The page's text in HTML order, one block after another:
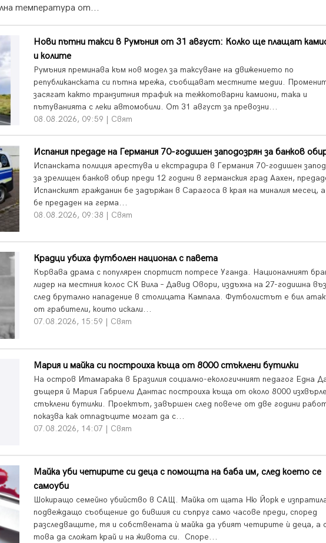
температура от...
Нови пътни такси в Румъния от 31 август: Колко ще плащат
и колите
Румъния преминава към нов модел за таксуване на движението по
републиканската си пътна мрежа, съобщават местните медии.
засягат както транзитния трафик на тежкотоварни камиони, така и
пътуванията с леки автомобили. От 31 август за превозни...
08.08.2026, 09:59 | Свят
Испания предаде на Германия 70-годишен заподозрян за банков
Испанската полиция арестува и екстрадира в Германия 70-годишен
за зрелищен банков обир преди 12 години в германския град Аахен,
Испанският гражданин бе задържан в Сарагоса в края на миналия месец,
бе предаден на герма...
08.08.2026, 09:38 | Свят
Крадци убиха футболен национал с павета
Кървава драма с популярен спортист потресе Уганда. Националният
лидер на местния колос СК Вила – Давид Овори, издъхна на 27-годишна
след брутално нападение в столицата Кампала. Футболистът е бил
от грабители, които искали...
07.08.2026, 15:59 | Свят
Мария и майка си построиха къща от 8000 стъклени бутилки
На остров Итамарака в Бразилия социално-екологичният педагог Една
дъщеря й Мария Габриели Дантас построиха къща от около 8000
стъклени бутилки. Проектът, завършен след повече от две години
показва как отпадъците могат да с...
07.08.2026, 14:07 | Свят
Майка уби четирите си деца с помощта на баба им, след което се
самоуби
Шокиращо семейно убийство в САЩ. Майка от щата Ню Йорк е
подвеждащо съобщение до бившия си съпруг само часове преди, според
разследващите, тя и собствената ѝ майка да убият четирите ѝ деца, а
това да сложат край и на живота си. Споре...